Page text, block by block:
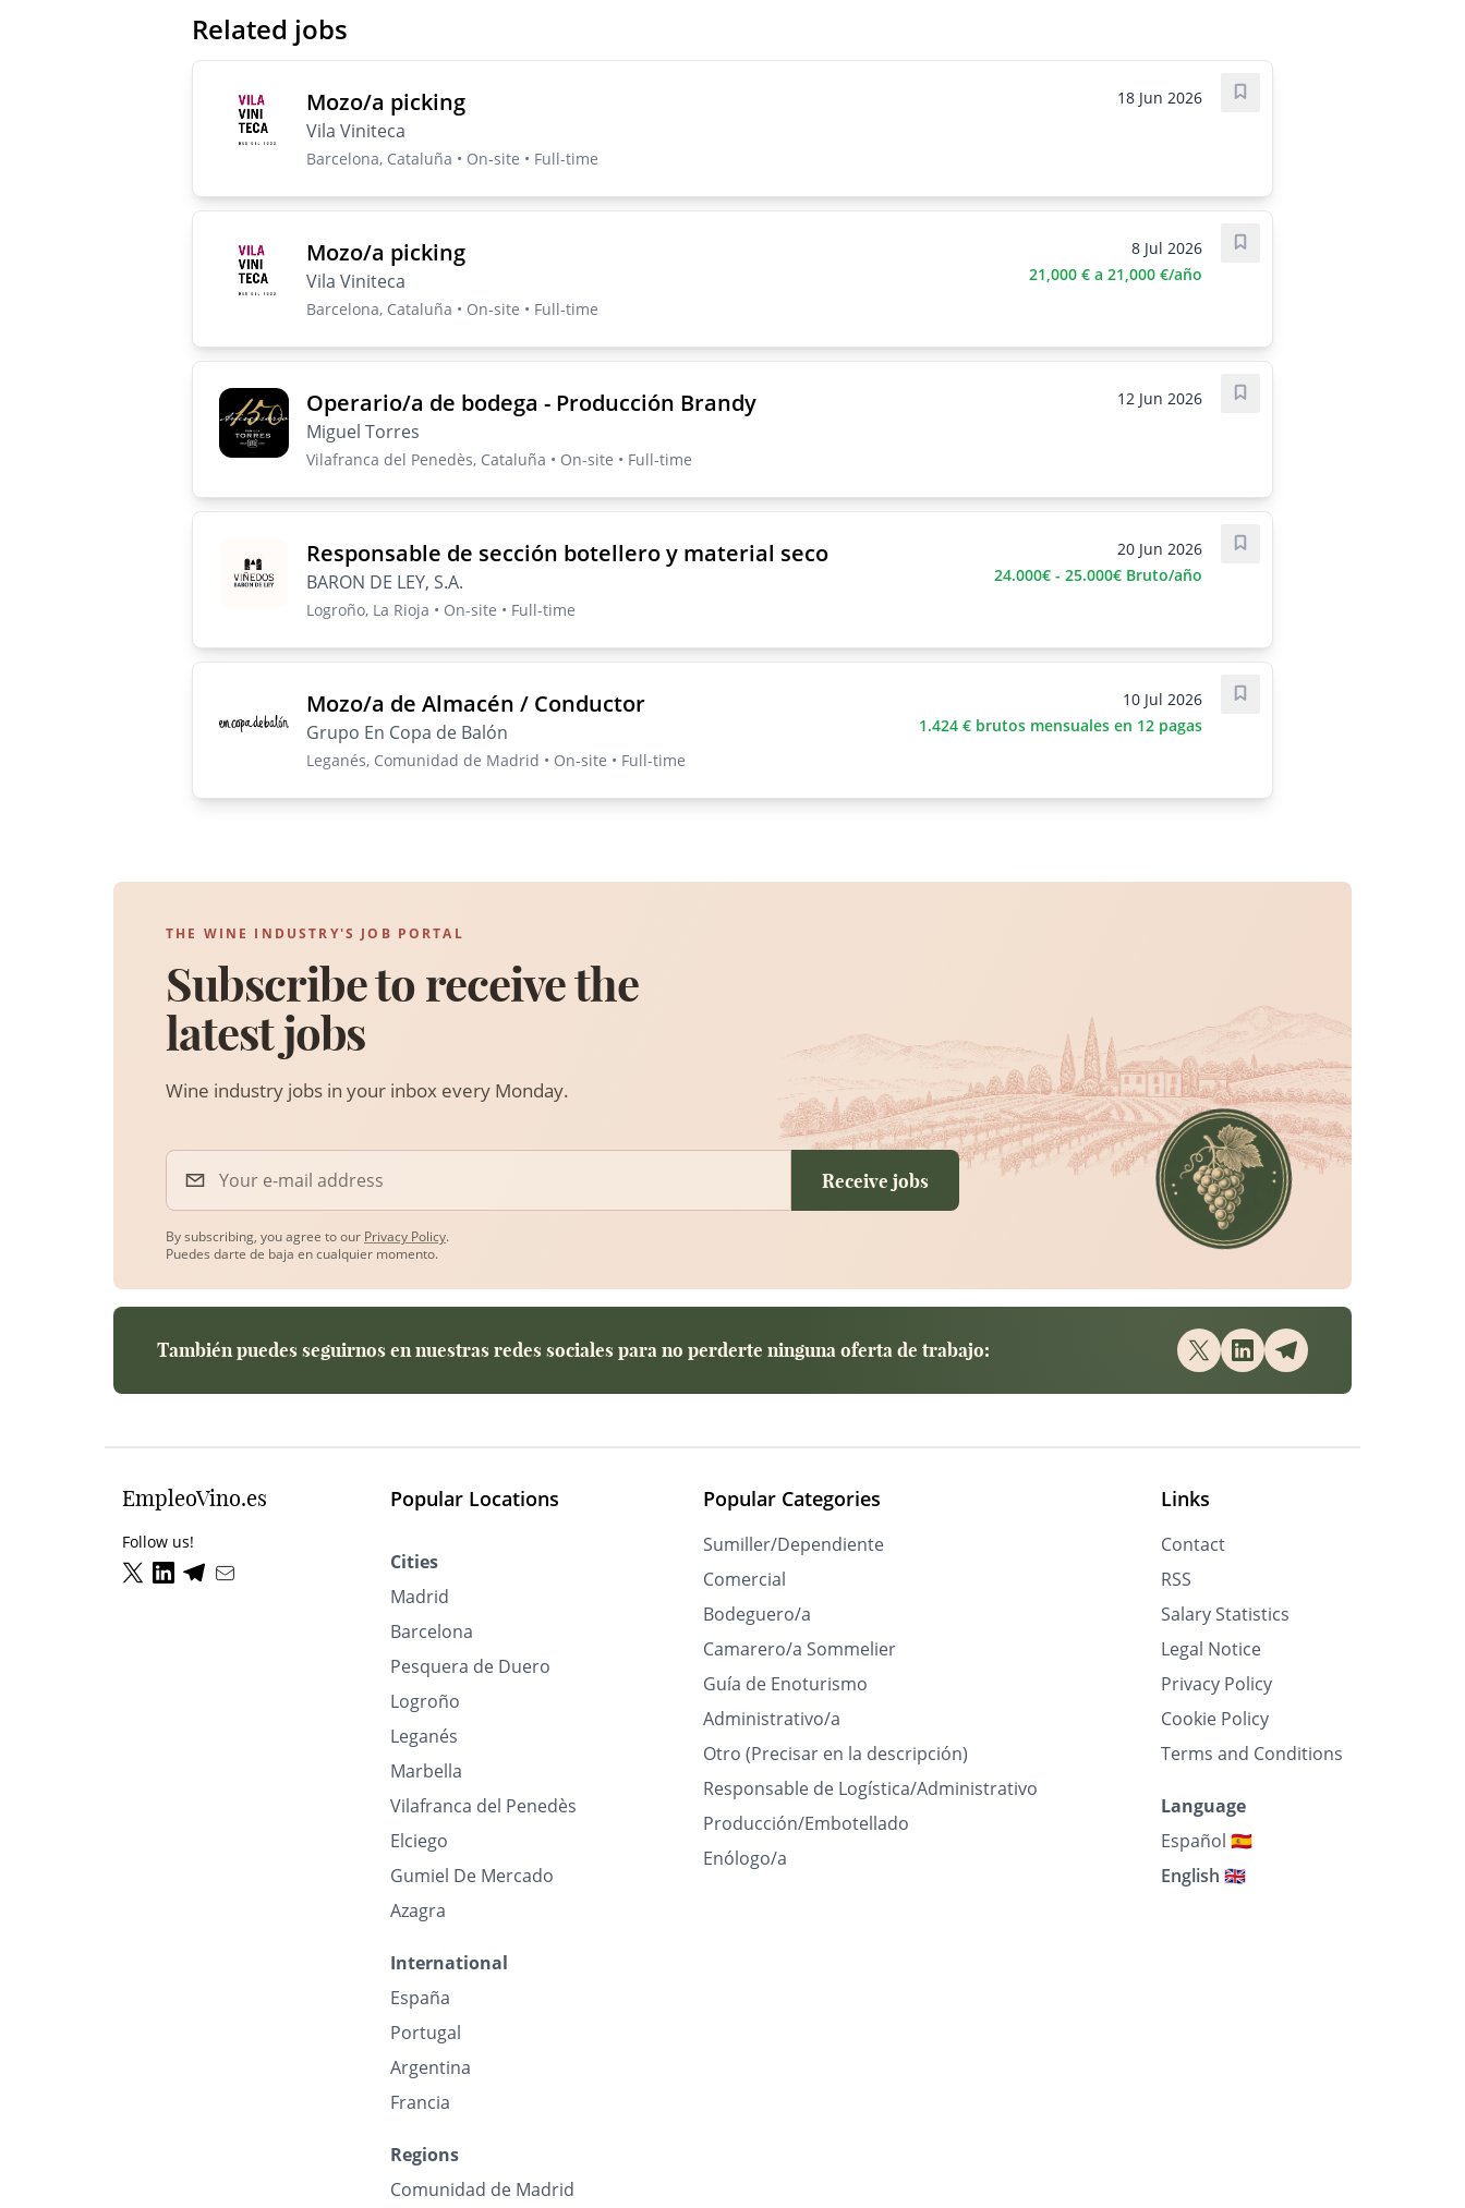
Related jobs
Mozo/a picking
Vila Viniteca
Barcelona, Cataluña • On-site • Full-time
18 Jun 2026 Save job
Mozo/a picking
Vila Viniteca
Barcelona, Cataluña • On-site • Full-time
8 Jul 2026
21,000 € a 21,000 €/año
Save job
Operario/a de bodega - Producción Brandy
Miguel Torres
Vilafranca del Penedès, Cataluña • On-site • Full-time
12 Jun 2026 Save job
Responsable de sección botellero y material seco
BARON DE LEY, S.A.
Logroño, La Rioja • On-site • Full-time
20 Jun 2026
24.000€ - 25.000€ Bruto/año
Save job
Mozo/a de Almacén / Conductor
Grupo En Copa de Balón
Leganés, Comunidad de Madrid • On-site • Full-time
10 Jul 2026
1.424 € brutos mensuales en 12 pagas
Save job
THE WINE INDUSTRY'S JOB PORTAL
Subscribe to receive the
latest jobs
Wine industry jobs in your inbox every Monday.
Your e-mail address Receive jobs
By subscribing, you agree to our Privacy Policy.
Puedes darte de baja en cualquier momento.
También puedes seguirnos en nuestras redes sociales para no perderte ninguna oferta de trabajo:
EmpleoVino.es
Follow us!
Popular Locations
Cities
Madrid
Barcelona
Pesquera de Duero
Logroño
Leganés
Marbella
Vilafranca del Penedès
Elciego
Gumiel De Mercado
Azagra
International
España
Portugal
Argentina
Francia
Regions
Comunidad de Madrid
Popular Categories
Sumiller/Dependiente
Comercial
Bodeguero/a
Camarero/a Sommelier
Guía de Enoturismo
Administrativo/a
Otro (Precisar en la descripción)
Responsable de Logística/Administrativo
Producción/Embotellado
Enólogo/a
Links
Contact
RSS
Salary Statistics
Legal Notice
Privacy Policy
Cookie Policy
Terms and Conditions
Language
Español 🇪🇸
English 🇬🇧